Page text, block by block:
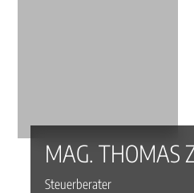
MAG. THOMAS
Steuerberater